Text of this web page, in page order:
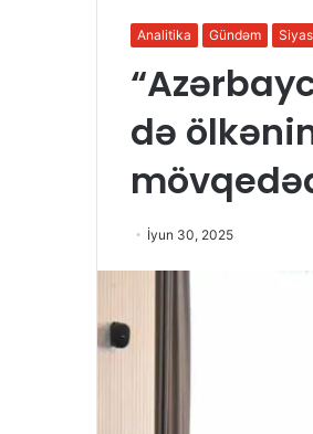
Analitika Gündəm
də
İyun 30, 2025